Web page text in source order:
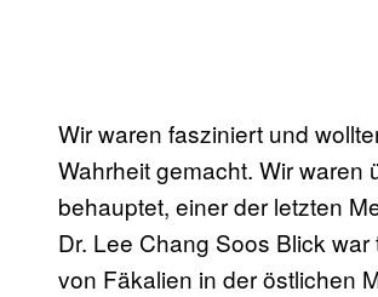
Wir waren fasziniert und
Wahrheit gemacht. Wir
behauptet, einer der letzten
Dr. Lee Chang Soos Blick
von Fäkalien in der östlichen